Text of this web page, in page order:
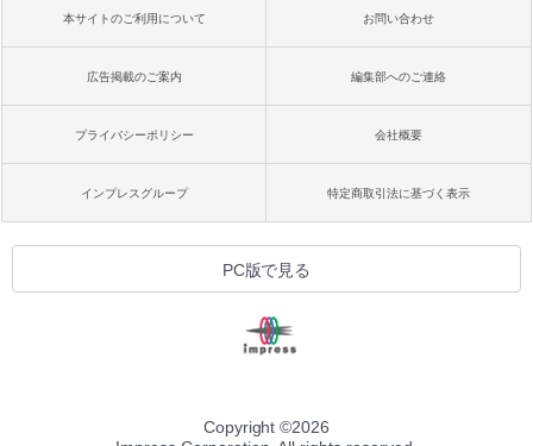
本サイトのご利用について お問い合わせ
広告掲載のご案内 編集部へのご連絡
プライバシーポリシー 会社概要
インプレスグループ 特定商取引法に基づく表示
PC版で見る
Copyright ©2026